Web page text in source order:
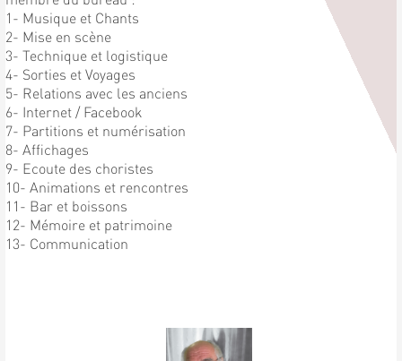
1- Musique et Chants
2- Mise en scène
3- Technique et logistique
4- Sorties et Voyages
5- Relations avec les anciens
6- Internet / Facebook
7- Partitions et numérisation
8- Affichages
9- Ecoute des choristes
10- Animations et rencontres
11- Bar et boissons
12- Mémoire et patrimoine
13- Communication